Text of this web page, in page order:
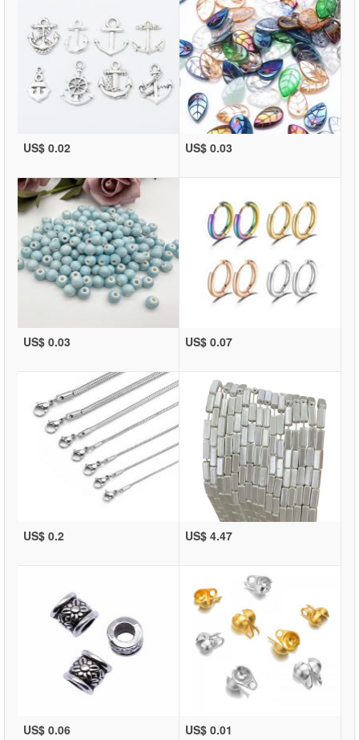
US$ 0.02 US$ 0.03
US$ 0.03 US$ 0.07
US$ 0.2 US$ 4.47
US$ 0.06 US$ 0.01